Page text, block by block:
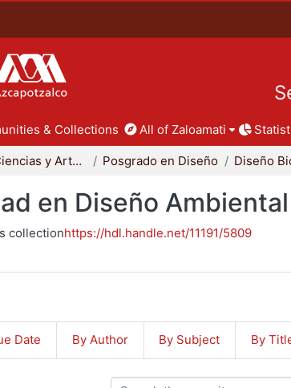
& Collections All of Zaloamati
División de Ciencias y Artes para el Diseño Posgrado en Diseño Diseño
en Diseño Ambiental
collectionhttps://hdl.handle.net/11191/5809
Date By Author By Subject By